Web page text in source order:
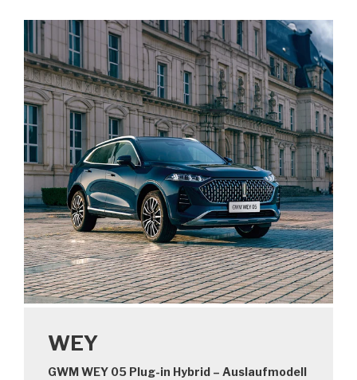
WEY
GWM WEY 05 Plug-in Hybrid – Auslaufmodell